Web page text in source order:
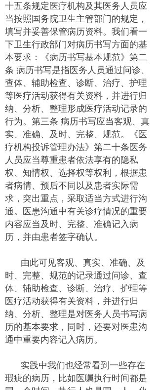
十五条规定医疗机构及其医务人员应
当按照国务院卫生主管部门的规定，
填写并妥善保管病历资料。我们看一
下卫生行政部门对病历书写方面的基
本要求：《病历书写基本规范》第二
条 病历书写是指医务人员通过问诊、
查体、辅助检查、诊断、治疗、护理
等医疗活动获得有关资料，并进行归
纳、分析、整理形成医疗活动记录的
行为。第三条 病历书写应当客观、真
实、准确、及时、完整、规范。《医
疗机构投诉管理办法》第二十条医务
人员应当尊重患者依法享有的隐私
权、知情权、选择权等权利，根据患
者病情、预后不同以及患者实际需
求，突出重点，采取适当方式进行沟
通。医患沟通中有关诊疗情况的重要
内容应当及时、完整、准确记入病
历，并由患者签字确认。
由此可见客观、真实、准确、及
时、完整、规范的记录通过问诊、查
体、辅助检查、诊断、治疗、护理等
医疗活动获得有关资料，并进行归
纳、分析、整理是对医务人员书写病
历的基本要求，同时，还要对医患沟
通中重要内容记入病历。
实践中我们也经常看到一些存在
瑕疵的病历，比如医嘱执行时间都是